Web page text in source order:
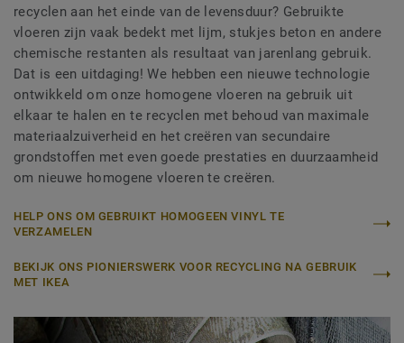
recyclen aan het einde van de levensduur? Gebruikte
vloeren zijn vaak bedekt met lijm, stukjes beton en andere
chemische restanten als resultaat van jarenlang gebruik.
Dat is een uitdaging! We hebben een nieuwe technologie
ontwikkeld om onze homogene vloeren na gebruik uit
elkaar te halen en te recyclen met behoud van maximale
materiaalzuiverheid en het creëren van secundaire
grondstoffen met even goede prestaties en duurzaamheid
om nieuwe homogene vloeren te creëren.
HELP ONS OM GEBRUIKT HOMOGEEN VINYL TE
VERZAMELEN
BEKIJK ONS PIONIERSWERK VOOR RECYCLING NA GEBRUIK
MET IKEA